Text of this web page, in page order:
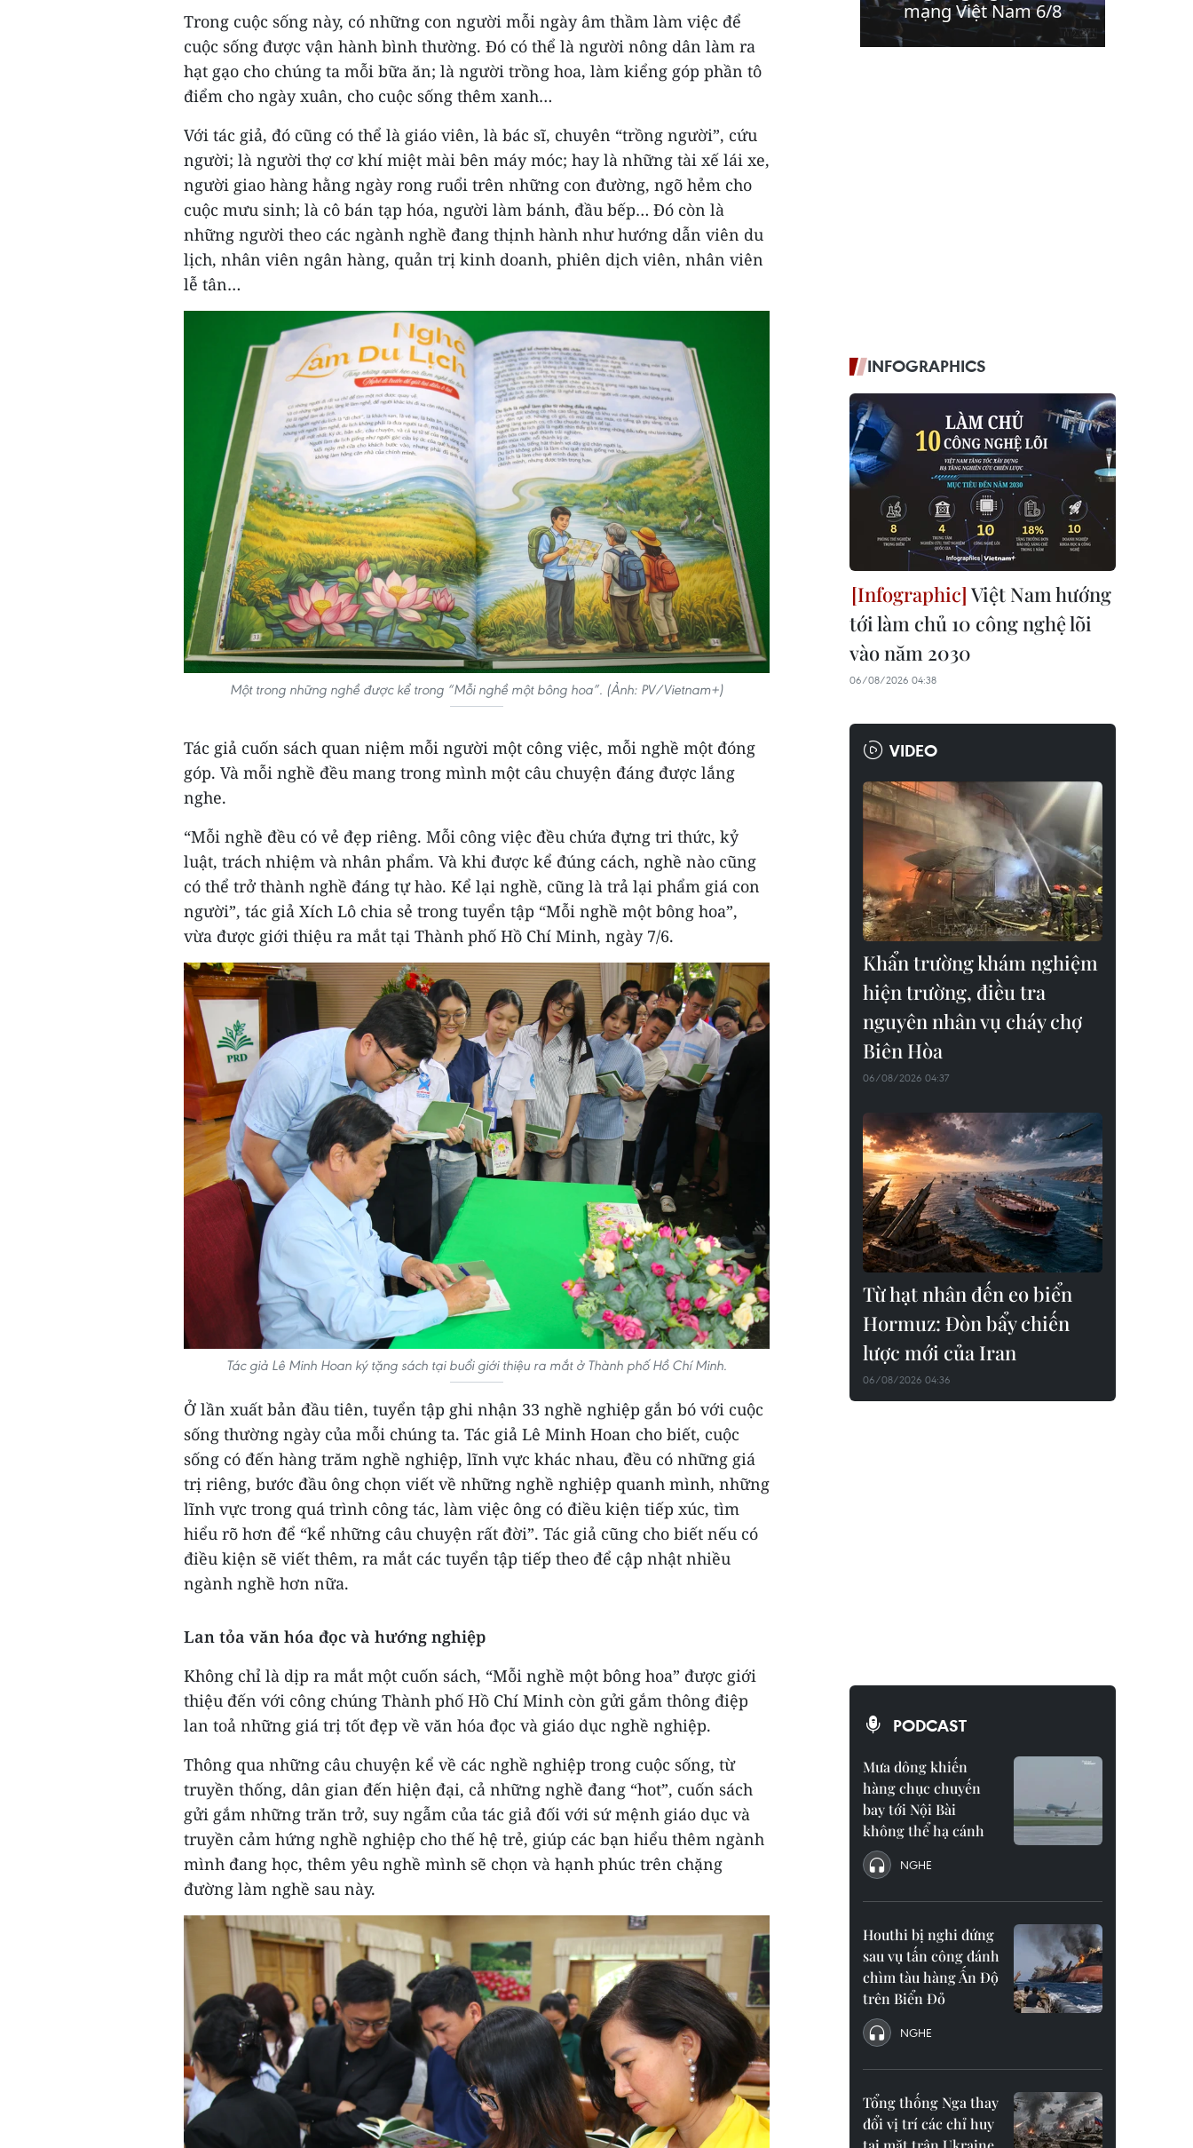
Trong cuộc sống này, có những con người mỗi ngày âm thầm làm việc để
cuộc sống được vận hành bình thường. Đó có thể là người nông dân làm ra
hạt gạo cho chúng ta mỗi bữa ăn; là người trồng hoa, làm kiểng góp phần tô
điểm cho ngày xuân, cho cuộc sống thêm xanh…
Với tác giả, đó cũng có thể là giáo viên, là bác sĩ, chuyên “trồng người”, cứu
người; là người thợ cơ khí miệt mài bên máy móc; hay là những tài xế lái xe,
người giao hàng hằng ngày rong ruổi trên những con đường, ngõ hẻm cho
cuộc mưu sinh; là cô bán tạp hóa, người làm bánh, đầu bếp… Đó còn là
những người theo các ngành nghề đang thịnh hành như hướng dẫn viên du
lịch, nhân viên ngân hàng, quản trị kinh doanh, phiên dịch viên, nhân viên
lễ tân…
Một trong những nghề được kể trong “Mỗi nghề một bông hoa”. (Ảnh: PV/Vietnam+)
Tác giả cuốn sách quan niệm mỗi người một công việc, mỗi nghề một đóng
góp. Và mỗi nghề đều mang trong mình một câu chuyện đáng được lắng
nghe.
“Mỗi nghề đều có vẻ đẹp riêng. Mỗi công việc đều chứa đựng tri thức, kỷ
luật, trách nhiệm và nhân phẩm. Và khi được kể đúng cách, nghề nào cũng
có thể trở thành nghề đáng tự hào. Kể lại nghề, cũng là trả lại phẩm giá con
người”, tác giả Xích Lô chia sẻ trong tuyển tập “Mỗi nghề một bông hoa”,
vừa được giới thiệu ra mắt tại Thành phố Hồ Chí Minh, ngày 7/6.
Tác giả Lê Minh Hoan ký tặng sách tại buổi giới thiệu ra mắt ở Thành phố Hồ Chí Minh.
Ở lần xuất bản đầu tiên, tuyển tập ghi nhận 33 nghề nghiệp gắn bó với cuộc
sống thường ngày của mỗi chúng ta. Tác giả Lê Minh Hoan cho biết, cuộc
sống có đến hàng trăm nghề nghiệp, lĩnh vực khác nhau, đều có những giá
trị riêng, bước đầu ông chọn viết về những nghề nghiệp quanh mình, những
lĩnh vực trong quá trình công tác, làm việc ông có điều kiện tiếp xúc, tìm
hiểu rõ hơn để “kể những câu chuyện rất đời”. Tác giả cũng cho biết nếu có
điều kiện sẽ viết thêm, ra mắt các tuyển tập tiếp theo để cập nhật nhiều
ngành nghề hơn nữa.
Lan tỏa văn hóa đọc và hướng nghiệp
Không chỉ là dịp ra mắt một cuốn sách, “Mỗi nghề một bông hoa” được giới
thiệu đến với công chúng Thành phố Hồ Chí Minh còn gửi gắm thông điệp
lan toả những giá trị tốt đẹp về văn hóa đọc và giáo dục nghề nghiệp.
Thông qua những câu chuyện kể về các nghề nghiệp trong cuộc sống, từ
truyền thống, dân gian đến hiện đại, cả những nghề đang “hot”, cuốn sách
gửi gắm những trăn trở, suy ngẫm của tác giả đối với sứ mệnh giáo dục và
truyền cảm hứng nghề nghiệp cho thế hệ trẻ, giúp các bạn hiểu thêm ngành
mình đang học, thêm yêu nghề mình sẽ chọn và hạnh phúc trên chặng
đường làm nghề sau này.
INFOGRAPHICS
Việt Nam hướng
tới làm chủ 10 công nghệ lõi
vào năm 2030
06/08/2026 04:38
VIDEO
Khẩn trường khám nghiệm
hiện trường, điều tra
nguyên nhân vụ cháy chợ
Biên Hòa
06/08/2026 04:37
Từ hạt nhân đến eo biển
Hormuz: Đòn bẩy chiến
lược mới của Iran
06/08/2026 04:36
PODCAST
Mưa dông khiến
hàng chục chuyến
bay tới Nội Bài
không thể hạ cánh
NGHE
Houthi bị nghi đứng
sau vụ tấn công đánh
chìm tàu hàng Ấn Độ
trên Biển Đỏ
NGHE
Tổng thống Nga thay
đổi vị trí các chỉ huy